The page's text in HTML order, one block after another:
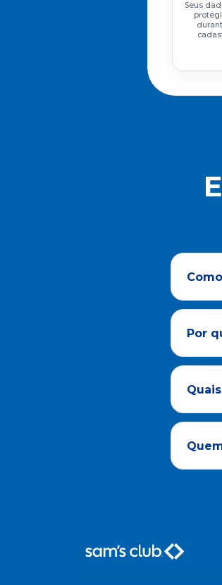
Seus
Por